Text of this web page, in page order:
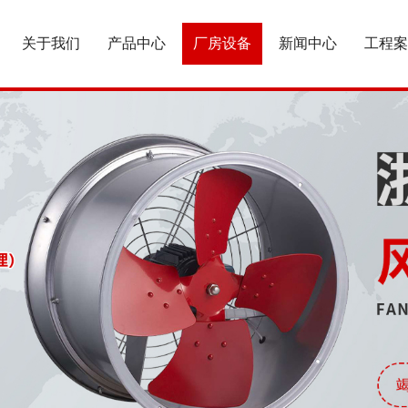
关于我们 产品中心 厂房设备 新闻中心 工程